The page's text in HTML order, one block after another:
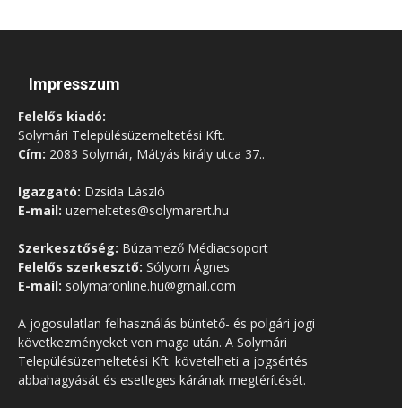
Impresszum
Felelős kiadó:
Solymári Településüzemeltetési Kft.
Cím: 2083 Solymár, Mátyás király utca 37..
Igazgató: Dzsida László
E-mail: uzemeltetes@solymarert.hu
Szerkesztőség: Búzamező Médiacsoport
Felelős szerkesztő: Sólyom Ágnes
E-mail: solymaronline.hu@gmail.com
A jogosulatlan felhasználás büntető- és polgári jogi
következményeket von maga után. A Solymári
Településüzemeltetési Kft. követelheti a jogsértés
abbahagyását és esetleges kárának megtérítését.